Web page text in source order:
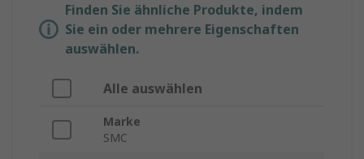
Finden Sie ähnliche Produkte, indem
Sie ein oder mehrere Eigenschaften
auswählen.
Alle auswählen
Marke
SMC